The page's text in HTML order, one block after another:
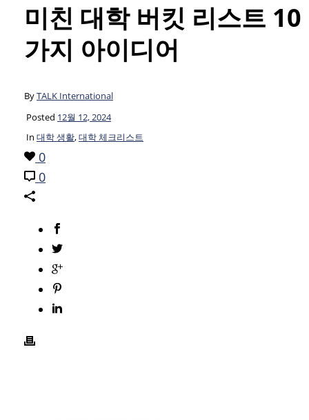
미친 대학 버킷 리스트 10
가지 아이디어
ByTALK International
Posted 12월 12, 2024
In 대학 생활,대학 체크리스트
0
0